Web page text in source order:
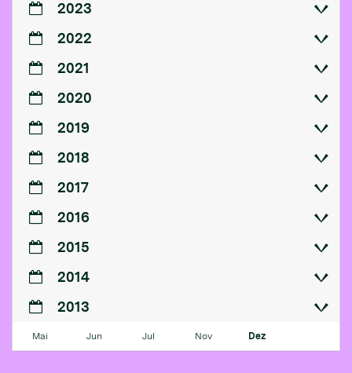
2023
2022
2021
2020
2019
2018
2017
2016
2015
2014
2013
Mai Jun Jul Nov Dez